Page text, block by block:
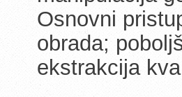
Osnovni
obrada;
ekstrakcija